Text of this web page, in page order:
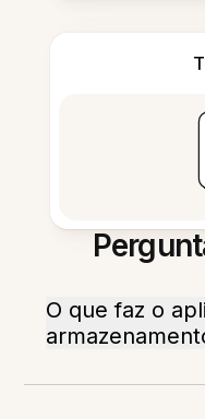
O que faz o